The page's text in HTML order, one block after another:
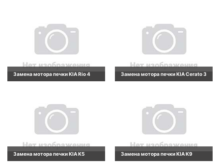
Замена мотора печки KIA Rio 4 Замена мотора печки KIA Cerato 3
Замена мотора печки KIA K5 Замена мотора печки KIA K9